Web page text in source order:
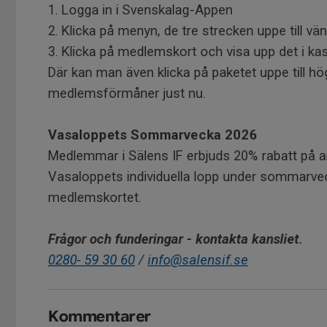
1. Logga in i Svenskalag-Appen
2. Klicka på menyn, de tre strecken uppe till
3. Klicka på medlemskort och visa upp det i
Där kan man även klicka på paketet uppe till
medlemsförmåner just nu.
Vasaloppets Sommarvecka 2026
Medlemmar i Sälens IF erbjuds 20% rabatt på
Vasaloppets individuella lopp under
medlemskortet.
Frågor och funderingar - kontakta kansliet.
0280- 59 30 60/info@salensif.se
Kommentarer